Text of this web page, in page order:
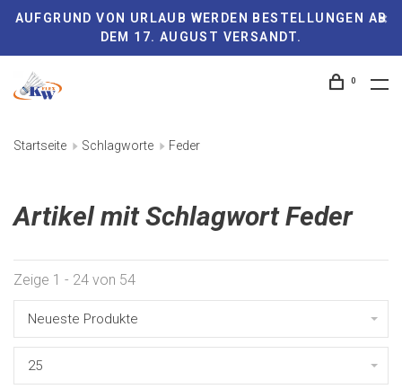
AUFGRUND VON URLAUB WERDEN BESTELLUNGEN AB
DEM 17. AUGUST VERSANDT.
0
Startseite Schlagworte Feder
Artikel mit Schlagwort Feder
Zeige 1 - 24 von 54
Neueste Produkte
25